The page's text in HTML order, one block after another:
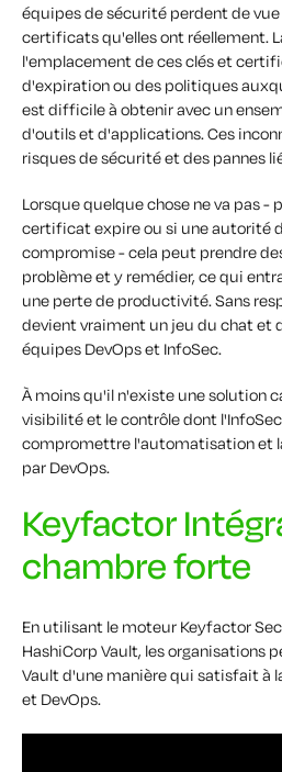
équipes de sécurité perdent de
certificats qu'elles ont réellement.
l'emplacement de ces clés et
d'expiration ou des politiques
est difficile à obtenir avec un
d'outils et d'applications. Ces
risques de sécurité et des pannes
Lorsque quelque chose ne va pas -
certificat expire ou si une autorité
compromise - cela peut prendre
problème et y remédier, ce qui
une perte de productivité. Sans
devient vraiment un jeu du chat et
équipes DevOps et InfoSec.
À moins qu'il n'existe une solution
visibilité et le contrôle dont
compromettre l'automatisation et
par DevOps.
Keyfactor
chambre forte
En utilisant le moteur Keyfactor
HashiCorp Vault, les organisations
Vault d'une manière qui satisfait à
et DevOps.